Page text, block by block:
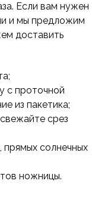
Если вам нужен
и мы предложим
доставить
с проточной
из пакетика;
срез
прямых солнечных
ножницы.